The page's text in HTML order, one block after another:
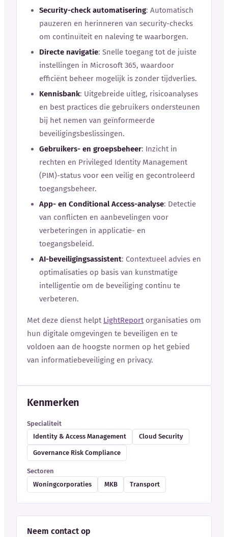
Security-check automatisering: Automatisch
pauzeren en herinneren van security-checks
om continuïteit en naleving te waarborgen.
Directe navigatie: Snelle toegang tot de juiste
instellingen in Microsoft 365, waardoor
efficiënt beheer mogelijk is zonder tijdverlies.
Kennisbank: Uitgebreide uitleg, risicoanalyses
en best practices die gebruikers ondersteunen
bij het nemen van geïnformeerde
beveiligingsbeslissingen.
Gebruikers- en groepsbeheer: Inzicht in
rechten en Privileged Identity Management
(PIM)-status voor een veilig en gecontroleerd
toegangsbeheer.
App- en Conditional Access-analyse: Detectie
van conflicten en aanbevelingen voor
verbeteringen in applicatie- en
toegangsbeleid.
AI-beveiligingsassistent: Contextueel advies en
optimalisaties op basis van kunstmatige
intelligentie om de beveiliging continu te
verbeteren.
Met deze dienst helpt LightReport organisaties om
hun digitale omgevingen te beveiligen en te
voldoen aan de hoogste normen op het gebied
van informatiebeveiliging en privacy.
Kenmerken
Specialiteit
Identity & Access Management
Cloud Security
Governance Risk Compliance
Sectoren
Woningcorporaties
MKB Transport
Neem contact op